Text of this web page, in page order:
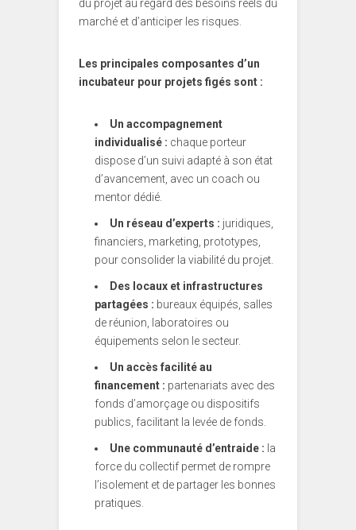
du projet au regard des besoins réels du
marché et d’anticiper les risques.
Les principales composantes d’un
incubateur pour projets figés sont :
Un accompagnement
individualisé : chaque porteur
dispose d’un suivi adapté à son état
d’avancement, avec un coach ou
mentor dédié.
Un réseau d’experts : juridiques,
financiers, marketing, prototypes,
pour consolider la viabilité du projet.
Des locaux et infrastructures
partagées : bureaux équipés, salles
de réunion, laboratoires ou
équipements selon le secteur.
Un accès facilité au
financement : partenariats avec des
fonds d’amorçage ou dispositifs
publics, facilitant la levée de fonds.
Une communauté d’entraide : la
force du collectif permet de rompre
l’isolement et de partager les bonnes
pratiques.